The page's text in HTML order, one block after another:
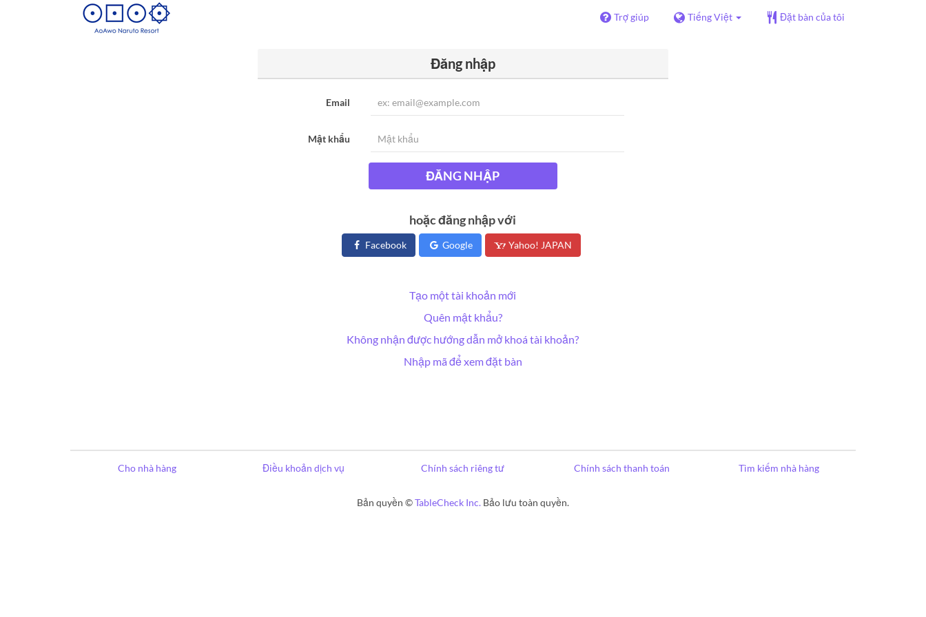
Trợ giúp Tiếng Việt Đặt bàn của tôi
Đăng nhập
Email
Mật khẩu
ĐĂNG NHẬP
hoặc đăng nhập với
Facebook Google Yahoo! JAPAN
Tạo một tài khoản mới
Quên mật khẩu?
Không nhận được hướng dẫn mở khoá tài khoản?
Nhập mã để xem đặt bàn
Cho nhà hàng Điều khoản dịch vụ Chính sách riêng tư Chính sách thanh toán Tìm kiếm nhà hàng
Bản quyền ©TableCheck Inc. Bảo lưu toàn quyền.